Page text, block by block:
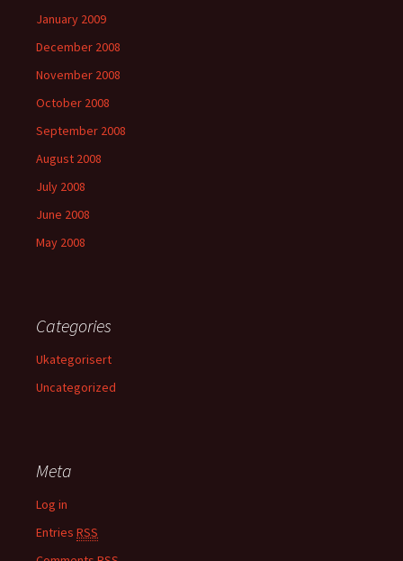
January 2009
December 2008
November 2008
October 2008
September 2008
August 2008
July 2008
June 2008
May 2008
Categories
Ukategorisert
Uncategorized
Meta
Log in
Entries RSS